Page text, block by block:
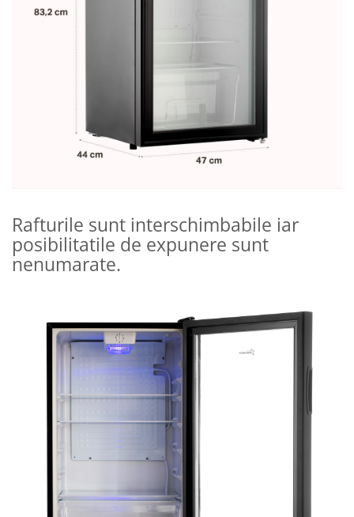
Rafturile sunt interschimbabile iar
posibilitatile de expunere sunt
nenumarate.